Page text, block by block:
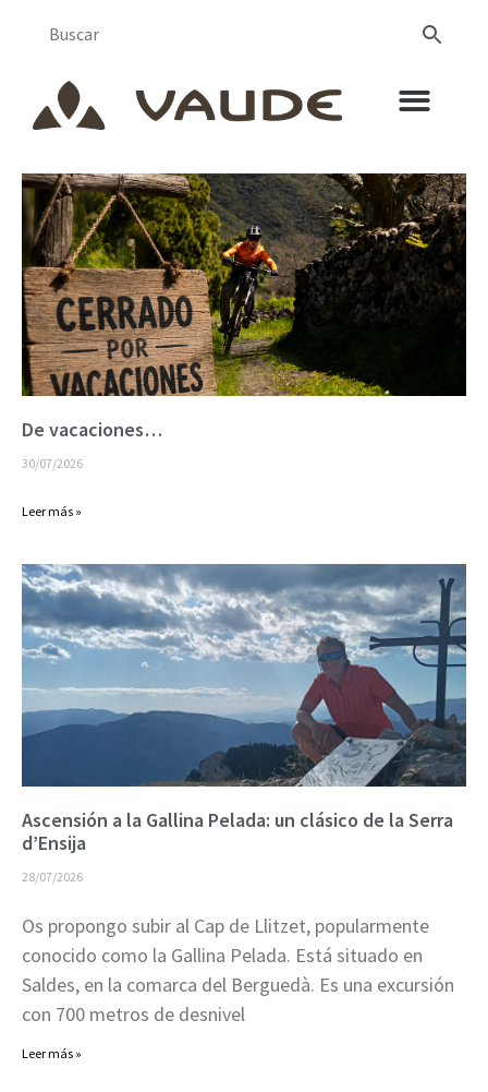
De vacaciones…
30/07/2026
Leer más »
Ascensión a la Gallina Pelada: un clásico de la Serra
d’Ensija
28/07/2026
Os propongo subir al Cap de Llitzet, popularmente
conocido como la Gallina Pelada. Está situado en
Saldes, en la comarca del Berguedà. Es una excursión
con 700 metros de desnivel
Leer más »